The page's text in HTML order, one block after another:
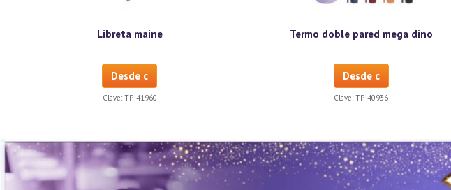
Libreta maine
Desde c
Clave: TP-41960
Termo doble pared mega dino
Desde c
Clave:TP-40936